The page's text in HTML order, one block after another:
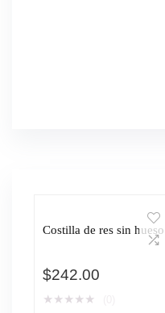
Costilla de res sin hueso
$242.00
★ ★ ★ ★ ★